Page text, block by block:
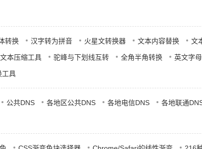
转换 汉字转为拼音 火星文转换器 文本内容替换 文
本压缩工具 驼峰与下划线互转 全角半角转换 英文字
工具
公共DNS 各地区公共DNS 各地电信DNS 各地联通